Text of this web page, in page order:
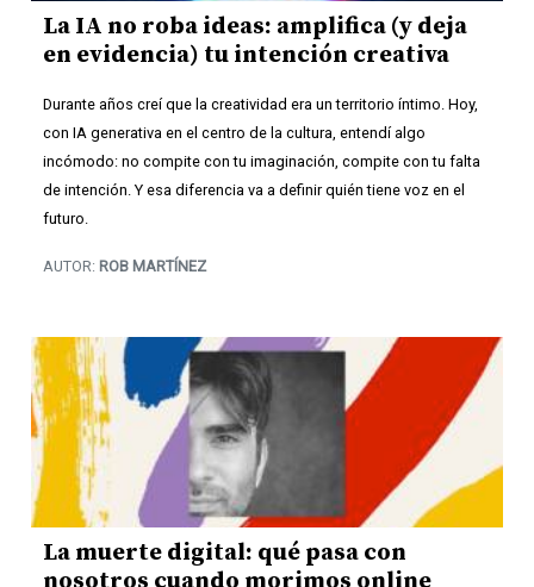
La IA no roba ideas: amplifica (y deja
en evidencia) tu intención creativa
Durante años creí que la creatividad era un territorio íntimo. Hoy,
con IA generativa en el centro de la cultura, entendí algo
incómodo: no compite con tu imaginación, compite con tu falta
de intención. Y esa diferencia va a definir quién tiene voz en el
futuro.
AUTOR: ROB MARTÍNEZ
La muerte digital: qué pasa con